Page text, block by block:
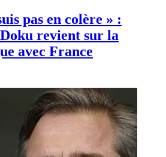
pas en colère » :
revient sur la
avec France